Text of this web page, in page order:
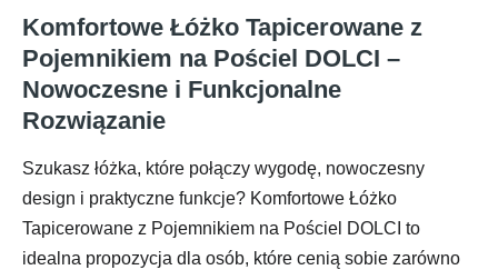
Komfortowe Łóżko Tapicerowane z
Pojemnikiem na Pościel DOLCI –
Nowoczesne i Funkcjonalne
Rozwiązanie
Szukasz łóżka, które połączy wygodę, nowoczesny
design i praktyczne funkcje? Komfortowe Łóżko
Tapicerowane z Pojemnikiem na Pościel DOLCI to
idealna propozycja dla osób, które cenią sobie zarówno